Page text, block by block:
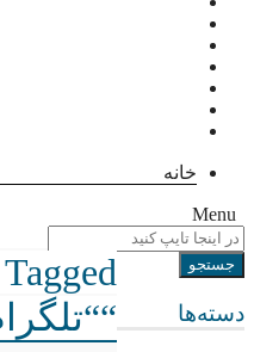
خانه
Menu
دسته‌ها